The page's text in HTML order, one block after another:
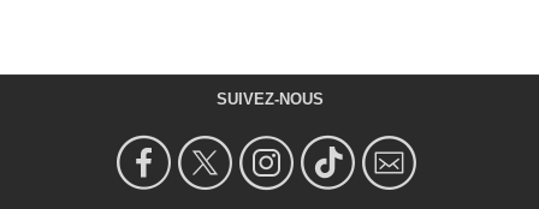
SUIVEZ-NOUS